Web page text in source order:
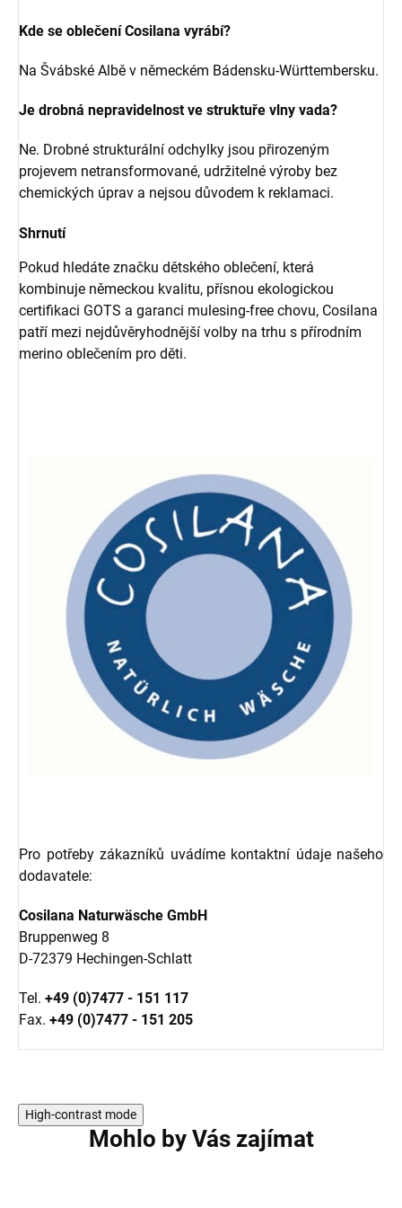
Kde se oblečení Cosilana vyrábí?
Na Švábské Albě v německém Bádensku-Württembersku.
Je drobná nepravidelnost ve struktuře vlny vada?
Ne. Drobné strukturální odchylky jsou přirozeným
projevem netransformované, udržitelné výroby bez
chemických úprav a nejsou důvodem k reklamaci.
Shrnutí
Pokud hledáte značku dětského oblečení, která
kombinuje německou kvalitu, přísnou ekologickou
certifikaci GOTS a garanci mulesing-free chovu, Cosilana
patří mezi nejdůvěryhodnější volby na trhu s přírodním
merino oblečením pro děti.
Pro potřeby zákazníků uvádíme kontaktní údaje našeho
dodavatele:
Cosilana Naturwäsche GmbH
Bruppenweg 8
D-72379 Hechingen-Schlatt
Tel. +49 (0)7477 - 151 117
Fax. +49 (0)7477 - 151 205
High-contrast mode
Mohlo by Vás zajímat